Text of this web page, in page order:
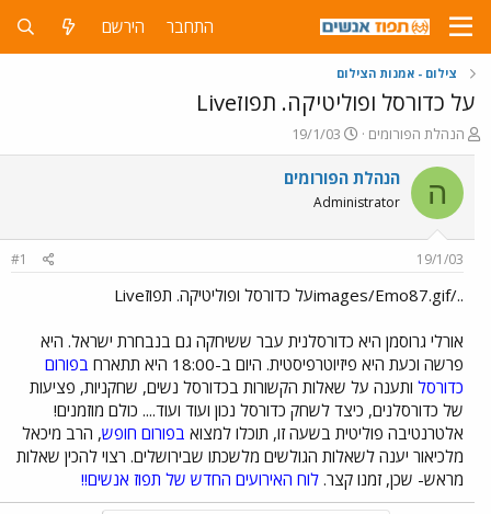
התחבר הירשם
צילום - אמנות הצילום
על כדורסל ופוליטיקה. תפוזLive
פ
ו
ת
ח
ה
ש
הנהלת הפורומים
פ
ו
ר
ם
ר
י
19/1/03
ה הנהלת הפורומים
Administrator
19/1/03
#1
../images/Emo87.gifעל כדורסל ופוליטיקה. תפוזLive
אורלי גרוסמן היא כדורסלנית עבר ששיחקה גם בנבחרת ישראל. היא
פרשה וכעת היא פיזיוטרפיסטית. היום ב-18:00 היא תתארח
בפורום
כדורסל ותענה על שאלות הקשורות בכדורסל נשים, שחקניות, פציעות
של כדורסלנים, כיצד לשחק כדורסל נכון ועוד ועוד.... כולם מוזמנים!
אלטרנטיבה פוליטית בשעה זו, תוכלו למצוא בפורום חופש, הרב מיכאל
מלכיאור יענה לשאלות הגולשים מלשכתו שבירושלים. רצוי להכין שאלות
מראש- שכן, זמנו קצר. לוח האירועים החדש של תפוז אנשים!!